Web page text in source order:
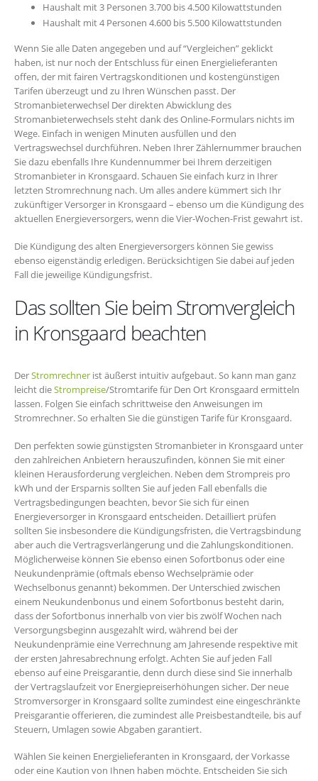
Haushalt mit 3 Personen 3.700 bis 4.500 Kilowattstunden
Haushalt mit 4 Personen 4.600 bis 5.500 Kilowattstunden
Wenn Sie alle Daten angegeben und auf “Vergleichen” geklickt
haben, ist nur noch der Entschluss für einen Energielieferanten
offen, der mit fairen Vertragskonditionen und kostengünstigen
Tarifen überzeugt und zu Ihren Wünschen passt. Der
Stromanbieterwechsel Der direkten Abwicklung des
Stromanbieterwechsels steht dank des Online-Formulars nichts im
Wege. Einfach in wenigen Minuten ausfüllen und den
Vertragswechsel durchführen. Neben Ihrer Zählernummer brauchen
Sie dazu ebenfalls Ihre Kundennummer bei Ihrem derzeitigen
Stromanbieter in Kronsgaard. Schauen Sie einfach kurz in Ihrer
letzten Stromrechnung nach. Um alles andere kümmert sich Ihr
zukünftiger Versorger in Kronsgaard – ebenso um die Kündigung des
aktuellen Energieversorgers, wenn die Vier-Wochen-Frist gewahrt ist.
Die Kündigung des alten Energieversorgers können Sie gewiss
ebenso eigenständig erledigen. Berücksichtigen Sie dabei auf jeden
Fall die jeweilige Kündigungsfrist.
Das sollten Sie beim Stromvergleich
in Kronsgaard beachten
DerStromrechner ist äußerst intuitiv aufgebaut. So kann man ganz
leicht dieStrompreise/Stromtarife für Den Ort Kronsgaard ermitteln
lassen. Folgen Sie einfach schrittweise den Anweisungen im
Stromrechner. So erhalten Sie die günstigen Tarife für Kronsgaard.
Den perfekten sowie günstigsten Stromanbieter in Kronsgaard unter
den zahlreichen Anbietern herauszufinden, können Sie mit einer
kleinen Herausforderung vergleichen. Neben dem Strompreis pro
kWh und der Ersparnis sollten Sie auf jeden Fall ebenfalls die
Vertragsbedingungen beachten, bevor Sie sich für einen
Energieversorger in Kronsgaard entscheiden. Detailliert prüfen
sollten Sie insbesondere die Kündigungsfristen, die Vertragsbindung
aber auch die Vertragsverlängerung und die Zahlungskonditionen.
Möglicherweise können Sie ebenso einen Sofortbonus oder eine
Neukundenprämie (oftmals ebenso Wechselprämie oder
Wechselbonus genannt) bekommen. Der Unterschied zwischen
einem Neukundenbonus und einem Sofortbonus besteht darin,
dass der Sofortbonus innerhalb von vier bis zwölf Wochen nach
Versorgungsbeginn ausgezahlt wird, während bei der
Neukundenprämie eine Verrechnung am Jahresende respektive mit
der ersten Jahresabrechnung erfolgt. Achten Sie auf jeden Fall
ebenso auf eine Preisgarantie, denn durch diese sind Sie innerhalb
der Vertragslaufzeit vor Energiepreiserhöhungen sicher. Der neue
Stromversorger in Kronsgaard sollte zumindest eine eingeschränkte
Preisgarantie offerieren, die zumindest alle Preisbestandteile, bis auf
Steuern, Umlagen sowie Abgaben garantiert.
Wählen Sie keinen Energielieferanten in Kronsgaard, der Vorkasse
oder eine Kaution von Ihnen haben möchte. Entscheiden Sie sich